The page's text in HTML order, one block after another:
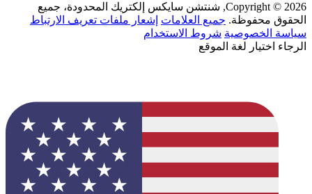
Copyright © 2026, شنتشن سايكس إلكتريك المحدودة، جميع
الحقوق محفوظة. جميع العلامات إشعار ملفات تعريف الارتباط
سياسة الخصوصية شروط الاستخدام
الرجاء اختيار لغة الموقع